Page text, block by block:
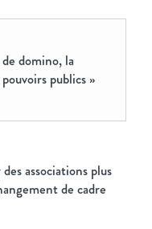
domino, la
publics »
associations plus
de cadre